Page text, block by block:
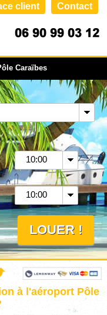
Contact
client
Caraïbes
10:00
10:00
LOUER !
à l'aéroport Pôle